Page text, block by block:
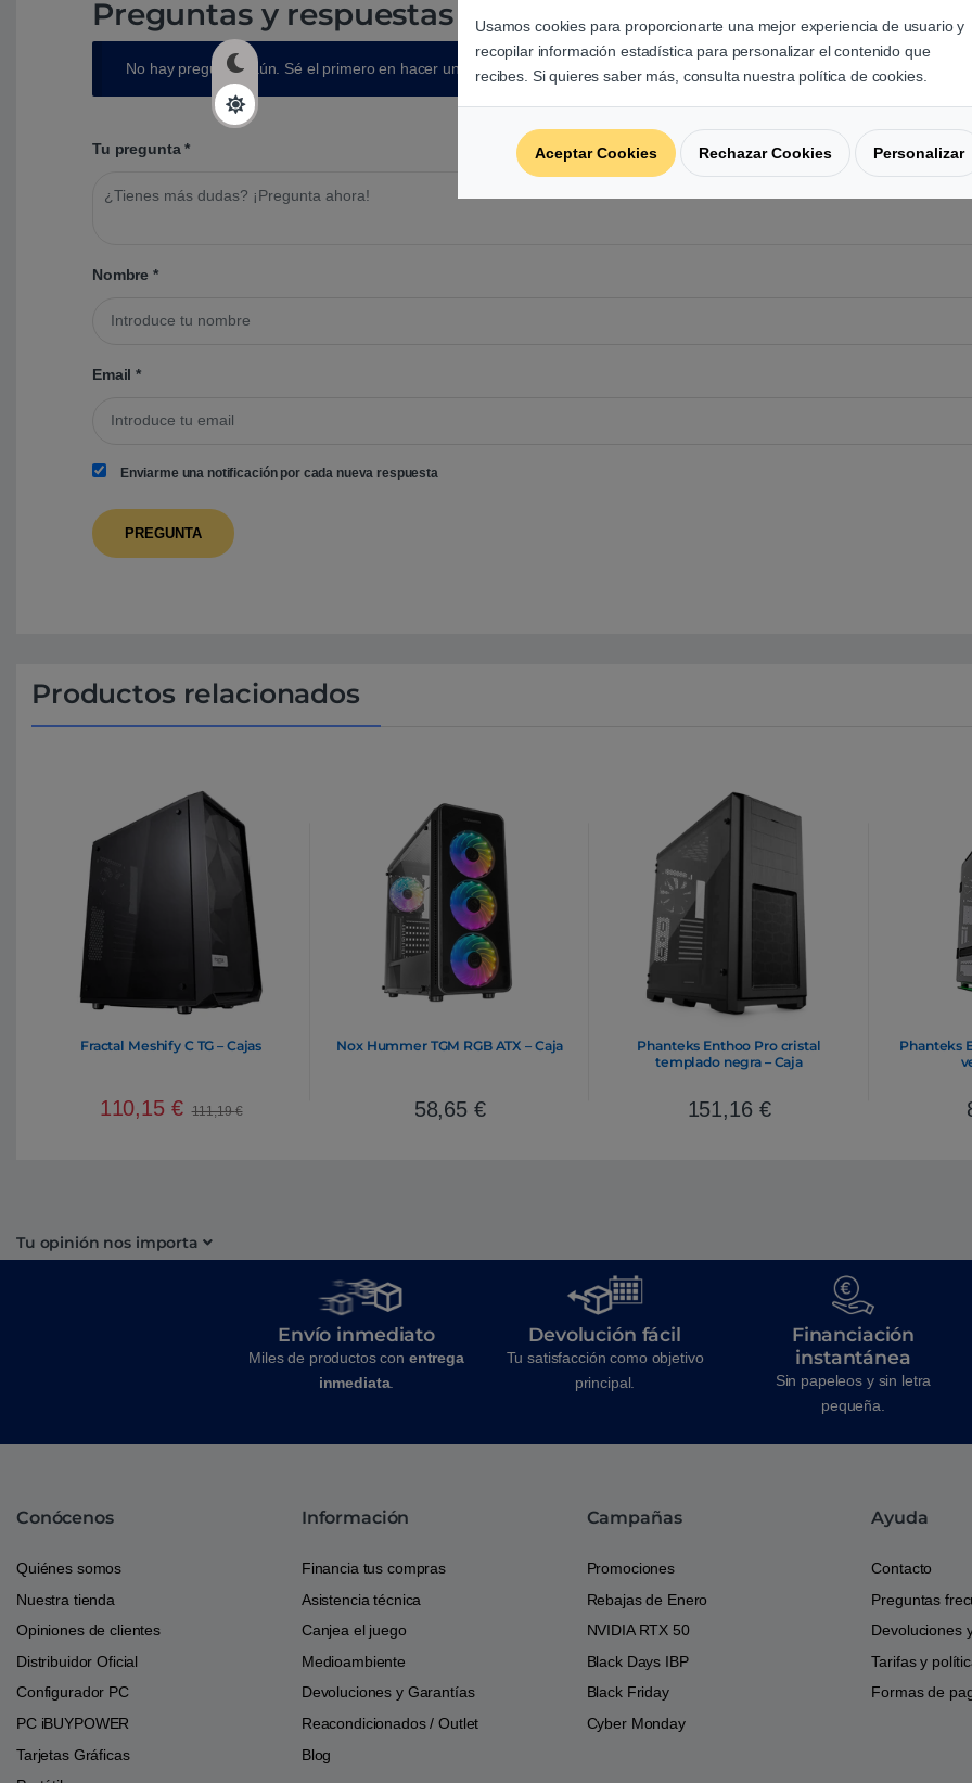
Preguntas y respuestas de los usuarios sobre este
No hay preguntas aún. Sé el primero en hacer una pregunta acerca de este producto.
Tu pregunta*
Nombre*
Email*
Enviarme una notificación por cada nueva respuesta
Productos relacionados
Fractal Meshify C TG – Cajas
110,15 € 111,19€
Nox Hummer TGM RGB ATX – Caja
58,65 €
Phanteks Enthoo Pro cristal
templado negra – Caja
151,16 €
Phanteks
Tu opinión nos importa
Envío inmediato
Miles de productos con entrega
inmediata.
Devolución fácil
Tu satisfacción como objetivo
principal.
Financiación
instantánea
Sin papeleos y sin letra
pequeña.
Conócenos
Quiénes somos
Nuestra tienda
Opiniones de clientes
Distribuidor Oficial
Configurador PC
PC iBUYPOWER
Tarjetas Gráficas
Información
Financia tus compras
Asistencia técnica
Canjea el juego
Medioambiente
Devoluciones y Garantías
Reacondicionados / Outlet
Blog
Campañas
Promociones
Rebajas de Enero
NVIDIA RTX 50
Black Days IBP
Black Friday
Cyber Monday
Ayuda
Contacto
Preguntas
Devoluciones
Tarifas y
Formas de
Usamos cookies para proporcionarte una mejor experiencia de usuario y
recopilar información estadística para personalizar el contenido que
recibes. Si quieres saber más, consulta nuestra política de cookies.
Aceptar Cookies Rechazar Cookies Personalizar